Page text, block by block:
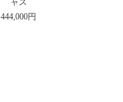
444,000円